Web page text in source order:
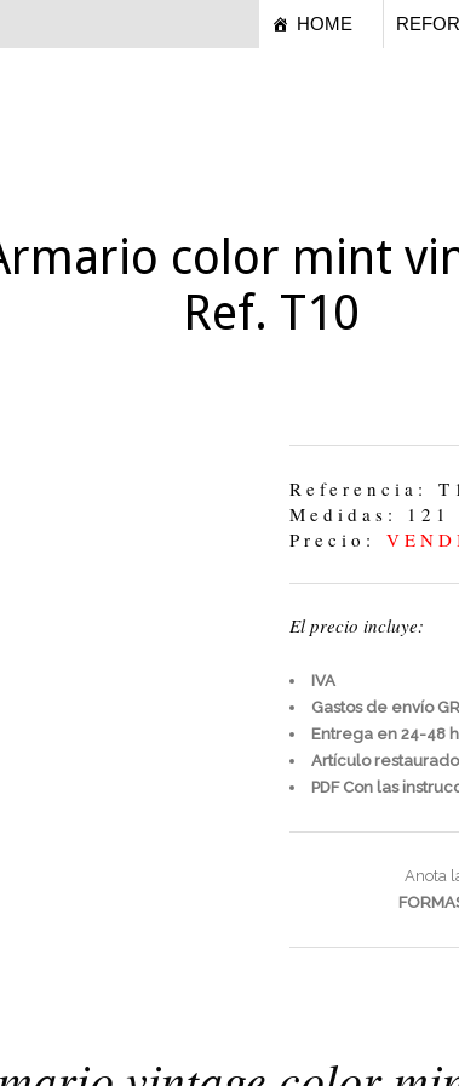
HOME
color mint
Ref. T10
Referencia:
Medidas:
Precio:
El precio incluye:
IVA
Gastos de envío
Entrega en 24-48 h
Artículo
PDF Con las
Anota